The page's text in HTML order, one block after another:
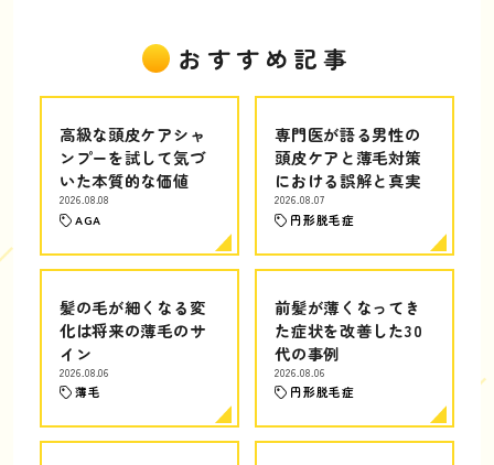
おすすめ記事
高級な頭皮ケアシャ
ンプーを試して気づ
いた本質的な価値
2026.08.08
AGA
専門医が語る男性の
頭皮ケアと薄毛対策
における誤解と真実
2026.08.07
円形脱毛症
髪の毛が細くなる変
化は将来の薄毛のサ
イン
2026.08.06
薄毛
前髪が薄くなってき
た症状を改善した30
代の事例
2026.08.06
円形脱毛症